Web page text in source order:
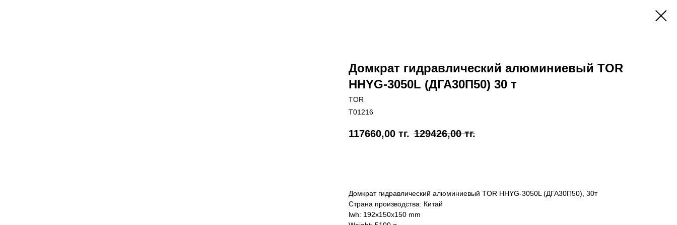
Домкрат гидравлический алюминиевый TOR
HHYG-3050L (ДГА30П50) 30 т
TOR
T01216
117660,00 тг. 129426,00 тг.
Домкрат гидравлический алюминиевый TOR HHYG-3050L (ДГА30П50), 30т
Страна производства: Китай
lwh: 192x150x150 mm